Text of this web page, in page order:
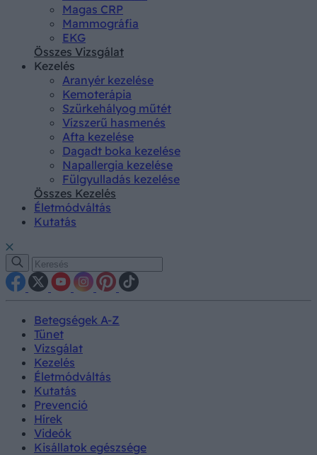
Magas CRP
Mammográfia
EKG
Összes Vizsgálat
Kezelés
Aranyér kezelése
Kemoterápia
Szürkehályog műtét
Vízszerű hasmenés
Afta kezelése
Dagadt boka kezelése
Napallergia kezelése
Fülgyulladás kezelése
Összes Kezelés
Életmódváltás
Kutatás
Betegségek A-Z
Tünet
Vizsgálat
Kezelés
Életmódváltás
Kutatás
Prevenció
Hírek
Videók
Kisállatok egészsége